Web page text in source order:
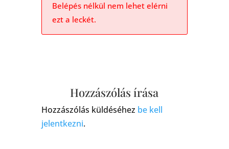
Belépés nélkül nem lehet elérni
ezt a leckét.
Hozzászólás írása
Hozzászólás küldéséhez be kell
jelentkezni.